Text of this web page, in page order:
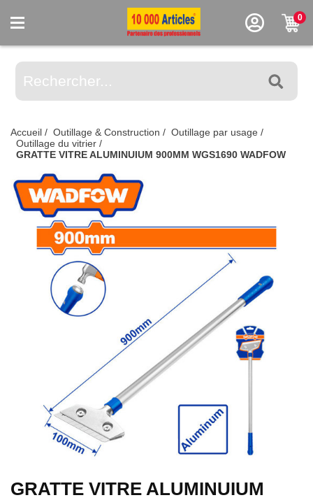
0
Accueil / Outillage & Construction / Outillage par usage /
Outillage du vitrier /
GRATTE VITRE ALUMINUIUM 900MM WGS1690 WADFOW
GRATTE VITRE ALUMINUIUM